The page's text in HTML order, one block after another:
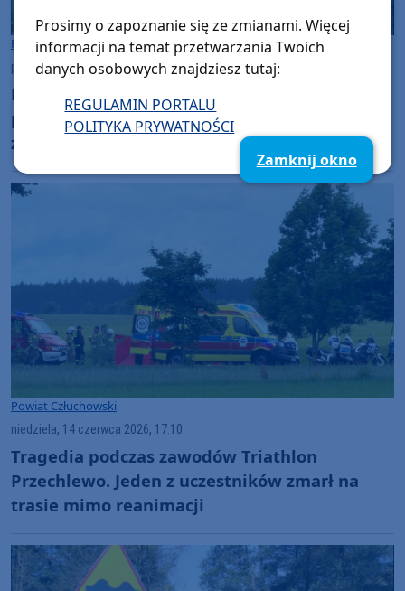
Powiat Człuchowski
piątek, 19 czerwca 2026, 08:20
Prawie siedem i pół roku po śmiertelnym
potrąceniu rowerzystki z gminy Człuchów
zapadł wyrok. Mieszkaniec Konina skazany
Powiat Człuchowski
niedziela, 14 czerwca 2026, 17:10
Tragedia podczas zawodów Triathlon
Przechlewo. Jeden z uczestników zmarł na
trasie mimo reanimacji
Prosimy o zapoznanie się ze zmianami. Więcej
informacji na temat przetwarzania Twoich
danych osobowych znajdziesz tutaj:
REGULAMIN PORTALU
POLITYKA PRYWATNOŚCI
Zamknij okno